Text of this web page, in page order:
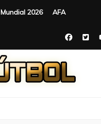
Mundial 2026 AFA